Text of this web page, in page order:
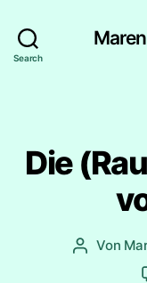
Search
Die
Von